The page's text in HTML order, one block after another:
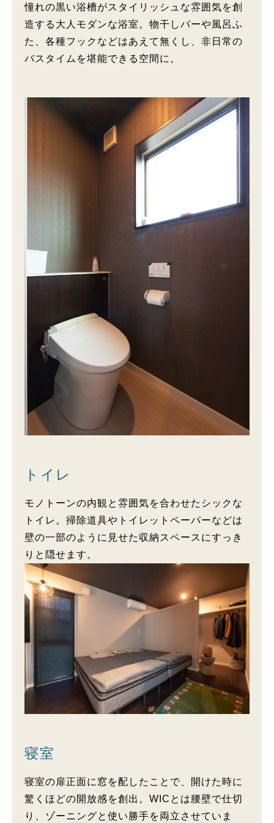
憧れの黒い浴槽がスタイリッシュな雰囲気を創
造する大人モダンな浴室。物干しバーや風呂ふ
た、各種フックなどはあえて無くし、非日常の
バスタイムを堪能できる空間に。
トイレ
モノトーンの内観と雰囲気を合わせたシックな
トイレ。掃除道具やトイレットペーパーなどは
壁の一部のように見せた収納スペースにすっき
りと隠せます。
寝室
寝室の扉正面に窓を配したことで、開けた時に
驚くほどの開放感を創出。WICとは腰壁で仕切
り、ゾーニングと使い勝手を両立させていま